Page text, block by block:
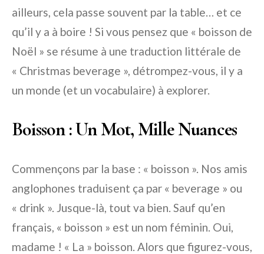
ailleurs, cela passe souvent par la table… et ce
qu’il y a à boire ! Si vous pensez que « boisson de
Noël » se résume à une traduction littérale de
« Christmas beverage », détrompez-vous, il y a
un monde (et un vocabulaire) à explorer.
Boisson : Un Mot, Mille Nuances
Commençons par la base : « boisson ». Nos amis
anglophones traduisent ça par « beverage » ou
« drink ». Jusque-là, tout va bien. Sauf qu’en
français, « boisson » est un nom féminin. Oui,
madame ! « La » boisson. Alors que figurez-vous,